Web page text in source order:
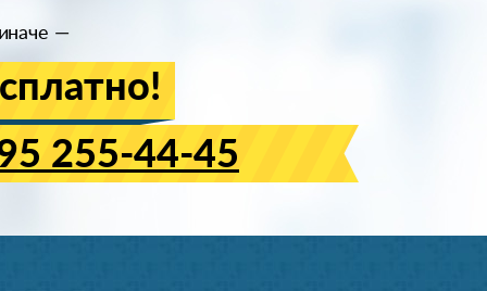
—
255-44-45